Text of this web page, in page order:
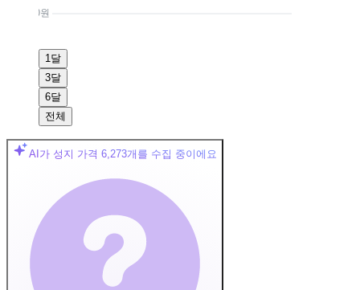
0원
1달
3달
6달
전체
AI가 성지 가격 6,273개를 수집 중이에요